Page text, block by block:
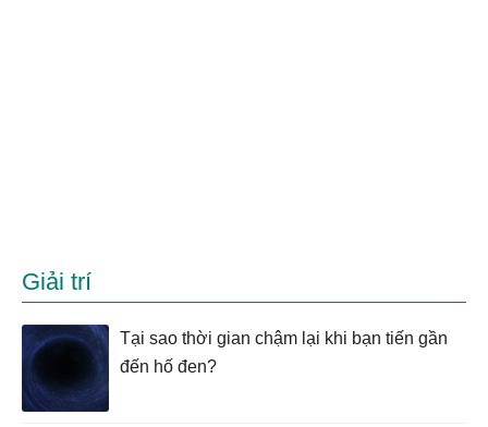
Giải trí
Tại sao thời gian chậm lại khi bạn tiến gần
đến hố đen?